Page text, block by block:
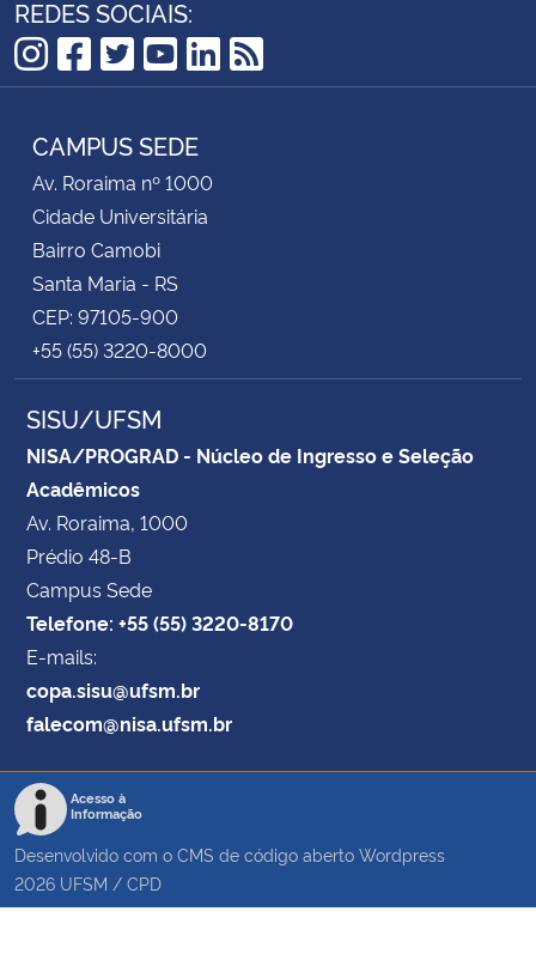
REDES SOCIAIS:
Instagram
Facebook
Twitter
YouTube
LinkedIn
RSS
CAMPUS SEDE
Av. Roraima nº 1000
Cidade Universitária
Bairro Camobi
Santa Maria - RS
CEP: 97105-900
+55 (55) 3220-8000
SISU/UFSM
NISA/PROGRAD - Núcleo de Ingresso e Seleção
Acadêmicos
Av. Roraima, 1000
Prédio 48-B
Campus Sede
Telefone: +55 (55) 3220-8170
E-mails:
copa.sisu@ufsm.br
falecom@nisa.ufsm.br
Acesso à
Informação
Desenvolvido com o CMS de código aberto Wordpress
2026 UFSM / CPD